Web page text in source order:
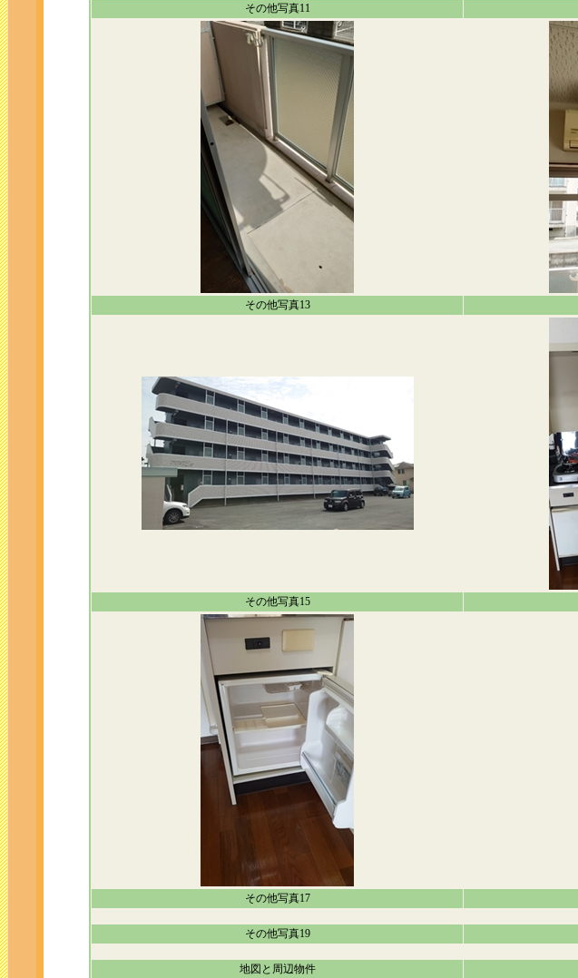
その他写真11
その他写真13
その他写真15
その他写真17
その他写真19
地図と周辺物件